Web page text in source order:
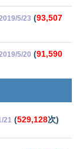
5/23 (93,507
5/20 (91,590
21 (529,128次)